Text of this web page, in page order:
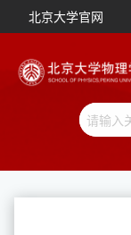
北京大学官网